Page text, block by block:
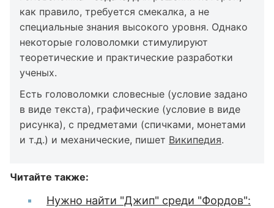
как правило, требуется смекалка, а не
специальные знания высокого уровня. Однако
некоторые головоломки стимулируют
теоретические и практические разработки
ученых.
Есть головоломки словесные (условие задано
в виде текста), графические (условие в виде
рисунка), с предметами (спичками, монетами
и т.д.) и механические, пишет Википедия.
Читайте также:
Нужно найти "Джип" среди "Фордов":